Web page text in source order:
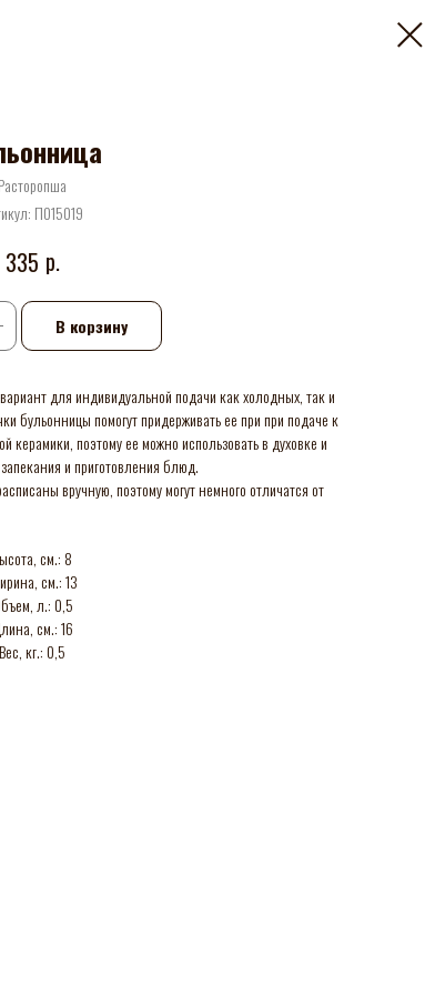
Расторопша
П015019
335 р.
В корзину
для индивидуальной подачи как холодных, так и
бульонницы помогут придерживать ее при при подаче к
керамики, поэтому ее можно использовать в духовке и
и приготовления блюд.
вручную, поэтому могут немного отличатся от
см.: 8
см.: 13
л.: 0,5
см.: 16
Вес, кг.: 0,5